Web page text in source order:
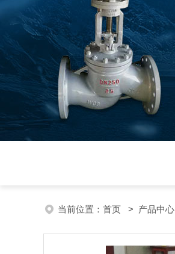
当前位置： 首页 > 产品中心